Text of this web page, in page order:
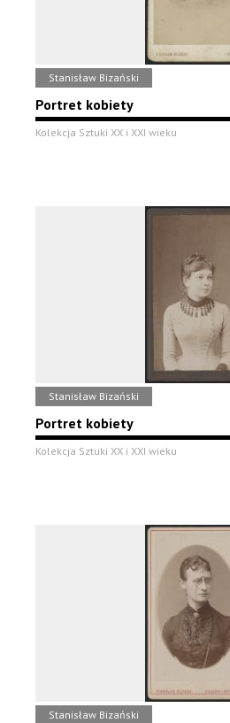
Stanisław Bizański
Portret kobiety
Kolekcja Sztuki XX i XXI wieku
Stanisław Bizański
Portret kobiety
Kolekcja Sztuki XX i XXI wieku
Stanisław Bizański